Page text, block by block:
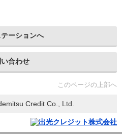
ーションへ
合わせ
このページの上部へ